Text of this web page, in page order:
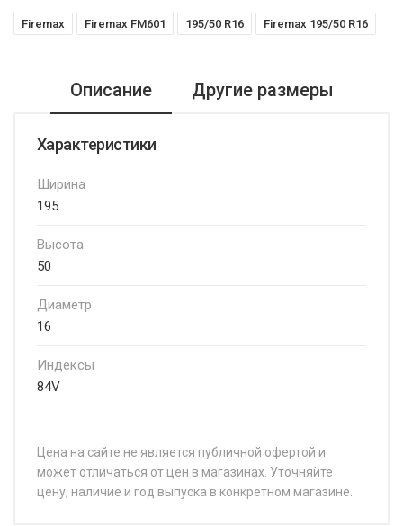
Firemax Firemax FM601 195/50 R16 Firemax 195/50 R16
Описание Другие размеры
Характеристики
Ширина
195
Высота
50
Диаметр
16
Индексы
84V
Цена на сайте не является публичной офертой и
может отличаться от цен в магазинах. Уточняйте
цену, наличие и год выпуска в конкретном магазине.